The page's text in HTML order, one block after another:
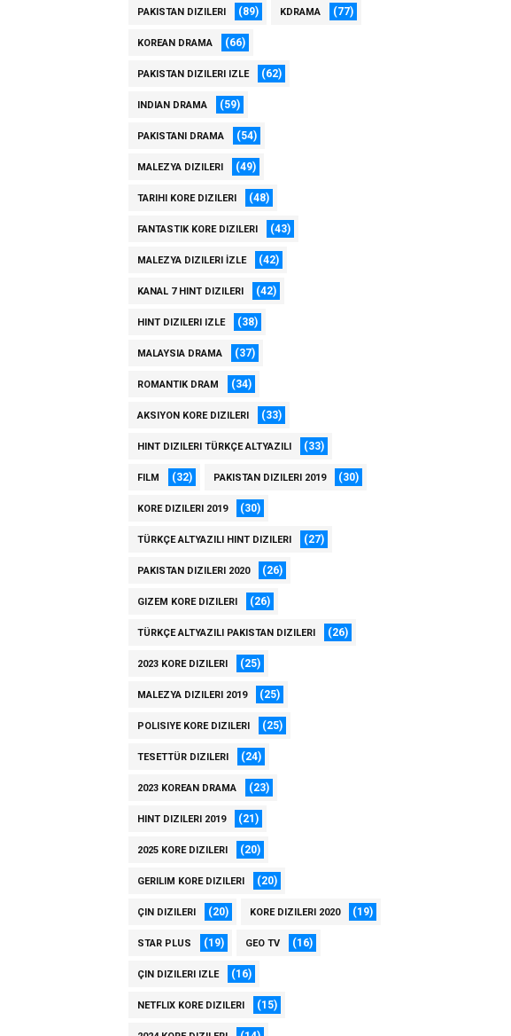
PAKISTAN DIZILERI (89) KDRAMA (77)
KOREAN DRAMA (66)
PAKISTAN DIZILERI IZLE (62)
INDIAN DRAMA (59)
PAKISTANI DRAMA (54)
MALEZYA DIZILERI (49)
TARIHI KORE DIZILERI (48)
FANTASTIK KORE DIZILERI (43)
MALEZYA DIZILERI İZLE (42)
KANAL 7 HINT DIZILERI (42)
HINT DIZILERI IZLE (38)
MALAYSIA DRAMA (37)
ROMANTIK DRAM (34)
AKSIYON KORE DIZILERI (33)
HINT DIZILERI TÜRKÇE ALTYAZILI (33)
FILM (32) PAKISTAN DIZILERI 2019 (30)
KORE DIZILERI 2019 (30)
TÜRKÇE ALTYAZILI HINT DIZILERI (27)
PAKISTAN DIZILERI 2020 (26)
GIZEM KORE DIZILERI (26)
TÜRKÇE ALTYAZILI PAKISTAN DIZILERI (26)
2023 KORE DIZILERI (25)
MALEZYA DIZILERI 2019 (25)
POLISIYE KORE DIZILERI (25)
TESETTÜR DIZILERI (24)
2023 KOREAN DRAMA (23)
HINT DIZILERI 2019 (21)
2025 KORE DIZILERI (20)
GERILIM KORE DIZILERI (20)
ÇIN DIZILERI (20) KORE DIZILERI 2020 (19)
STAR PLUS (19) GEO TV (16)
ÇIN DIZILERI IZLE (16)
NETFLIX KORE DIZILERI (15)